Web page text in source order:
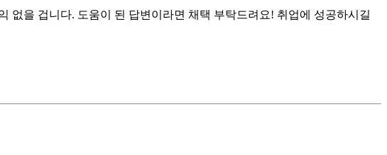
없을 겁니다. 도움이 된 답변이라면 채택 부탁드려요! 취업에 성공하시길